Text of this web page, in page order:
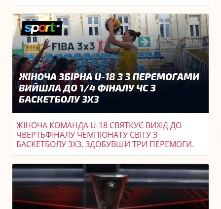
ЖІНОЧА КОМАНДА U-18 СВЯТКУЄ ВИХІД ДО
ЧВЕРТЬФІНАЛУ ЧЕМПІОНАТУ СВІТУ З
БАСКЕТБОЛУ 3X3, ЗДОБУВШИ ТРИ ПЕРЕМОГИ.